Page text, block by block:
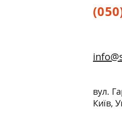
вул.
Київ,